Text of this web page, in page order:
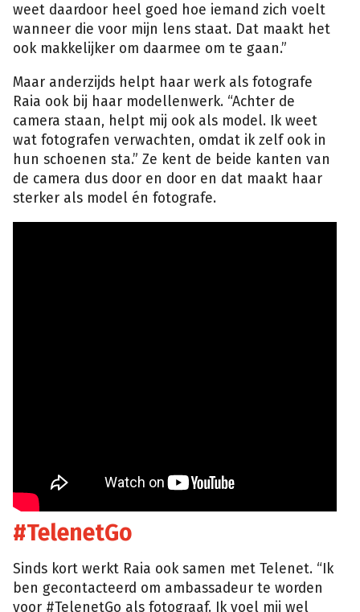
weet daardoor heel goed hoe iemand zich voelt
wanneer die voor mijn lens staat. Dat maakt het
ook makkelijker om daarmee om te gaan.”
Maar anderzijds helpt haar werk als fotografe
Raia ook bij haar modellenwerk. “Achter de
camera staan, helpt mij ook als model. Ik weet
wat fotografen verwachten, omdat ik zelf ook in
hun schoenen sta.” Ze kent de beide kanten van
de camera dus door en door en dat maakt haar
sterker als model én fotografe.
#TelenetGo
Sinds kort werkt Raia ook samen met Telenet. “Ik
ben gecontacteerd om ambassadeur te worden
voor #TelenetGo als fotograaf. Ik voel mij wel